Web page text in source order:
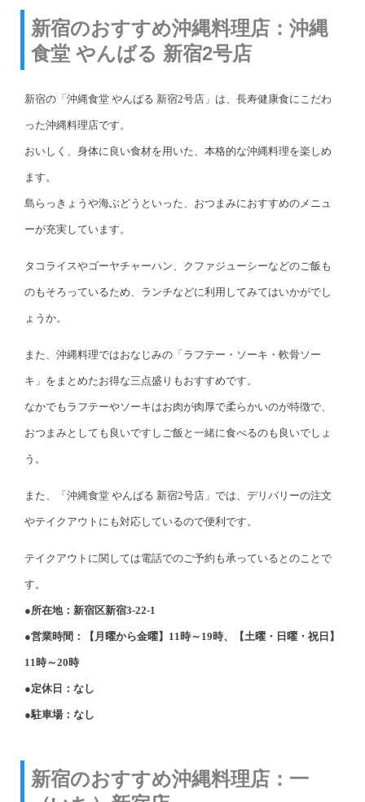
新宿のおすすめ沖縄料理店：沖縄
食堂 やんばる 新宿2号店
新宿の「沖縄食堂 やんばる 新宿2号店」は、長寿健康食にこだわ
った沖縄料理店です。
おいしく、身体に良い食材を用いた、本格的な沖縄料理を楽しめ
ます。
島らっきょうや海ぶどうといった、おつまみにおすすめのメニュ
ーが充実しています。
タコライスやゴーヤチャーハン、クファジューシーなどのご飯も
のもそろっているため、ランチなどに利用してみてはいかがでし
ょうか。
また、沖縄料理ではおなじみの「ラフテー・ソーキ・軟骨ソー
キ」をまとめたお得な三点盛りもおすすめです。
なかでもラフテーやソーキはお肉が肉厚で柔らかいのが特徴で、
おつまみとしても良いですしご飯と一緒に食べるのも良いでしょ
う。
また、「沖縄食堂 やんばる 新宿2号店」では、デリバリーの注文
やテイクアウトにも対応しているので便利です。
テイクアウトに関しては電話でのご予約も承っているとのことで
す。
●所在地：新宿区新宿3-22-1
●営業時間：【月曜から金曜】11時～19時、【土曜・日曜・祝日】
11時～20時
●定休日：なし
●駐車場：なし
新宿のおすすめ沖縄料理店：一